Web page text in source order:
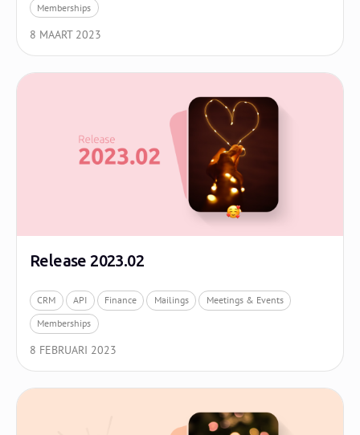
Memberships
8 MAART 2023
Release 2023.02
CRM API Finance Mailings
Meetings & Events
Memberships
8 FEBRUARI 2023